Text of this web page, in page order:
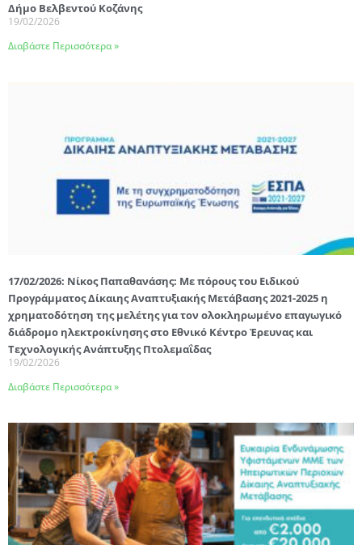
Δήμο Βελβεντού Κοζάνης
19/02/2026
Διαβάστε Περισσότερα »
17/02/2026: Νίκος Παπαθανάσης: Με πόρους του Ειδικού
Προγράμματος Δίκαιης Αναπτυξιακής Μετάβασης 2021-2025 η
χρηματοδότηση της μελέτης για τον ολοκληρωμένο επαγωγικό
διάδρομο ηλεκτροκίνησης στο Εθνικό Κέντρο Έρευνας και
Τεχνολογικής Ανάπτυξης Πτολεμαΐδας
19/02/2026
Διαβάστε Περισσότερα »